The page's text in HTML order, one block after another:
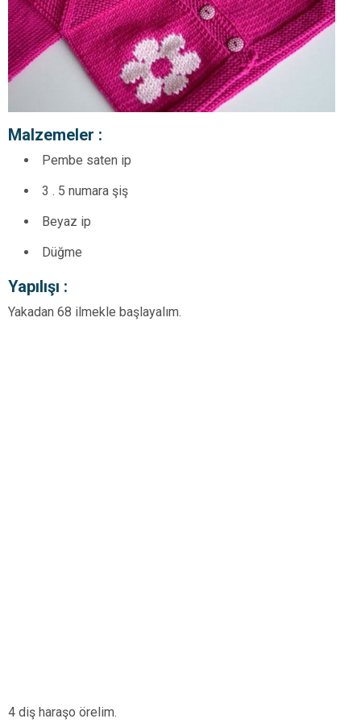
Malzemeler :
Pembe saten ip
3 . 5 numara şiş
Beyaz ip
Düğme
Yapılışı :
Yakadan 68 ilmekle başlayalım.
4 diş haraşo örelim.